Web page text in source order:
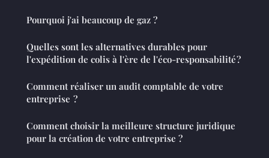
Pourquoi j'ai beaucoup de gaz ?
Quelles sont les alternatives durables pour
l'expédition de colis à l'ère de l'éco-responsabilité ?
Comment réaliser un audit comptable de votre
entreprise ?
Comment choisir la meilleure structure juridique
pour la création de votre entreprise ?